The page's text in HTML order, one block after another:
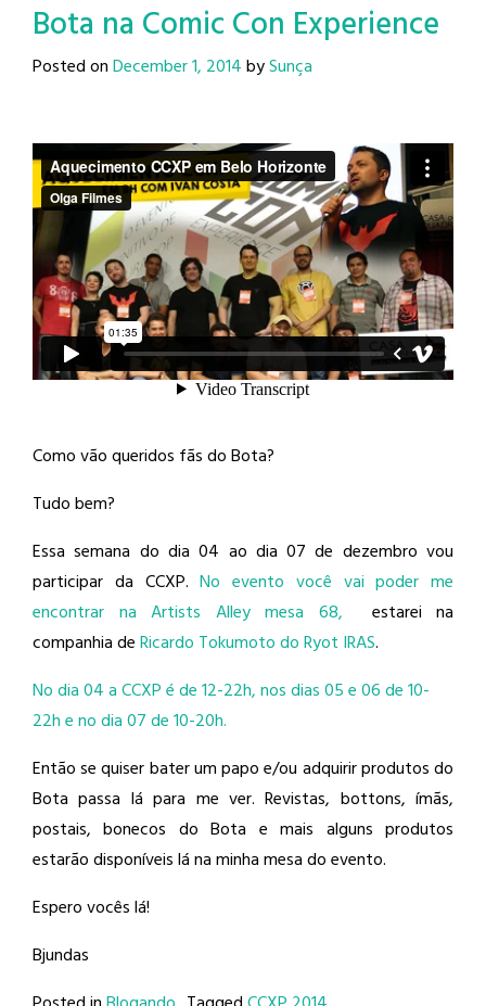
Bota na Comic Con Experience
Posted onDecember 1, 2014bySunça
Como vão queridos fãs do Bota?
Tudo bem?
Essa semana do dia 04 ao dia 07 de dezembro vou
participar da CCXP.No evento você vai poder me
encontrar na Artists Alley mesa 68, estarei na
companhia deRicardo Tokumoto do Ryot IRAS.
No dia 04 a CCXP é de 12-22h, nos dias 05 e 06 de 10-
22h e no dia 07 de 10-20h.
Então se quiser bater um papo e/ou adquirir produtos do
Bota passa lá para me ver. Revistas, bottons, ímãs,
postais, bonecos do Bota e mais alguns produtos
estarão disponíveis lá na minha mesa do evento.
Espero vocês lá!
Bjundas